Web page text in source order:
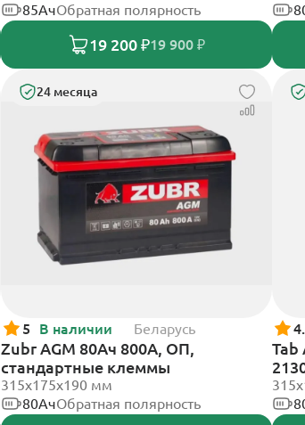
85АчОбратная полярность
19 200 ₽19 900 ₽
24 месяца
5 В наличии Беларусь
Zubr AGM 80Ач 800А, ОП,
стандартные клеммы
315x175x190 мм
80АчОбратная полярность
Tab